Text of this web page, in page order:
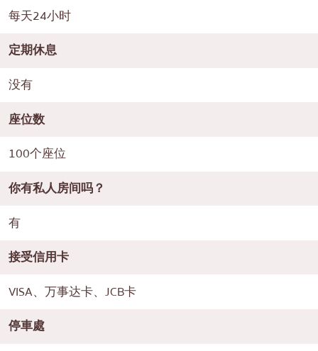
每天24小时
定期休息
没有
座位数
100个座位
你有私人房间吗？
有
接受信用卡
VISA、万事达卡、JCB卡
停車處